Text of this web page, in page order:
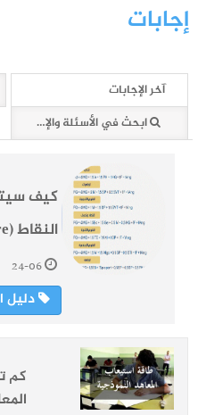
إجابات
آخر الإجابات
ابحث في الأسئلة والإجابات
كيف
النقاط (Score) لسنة 2026؟
24-06
دليل
كم